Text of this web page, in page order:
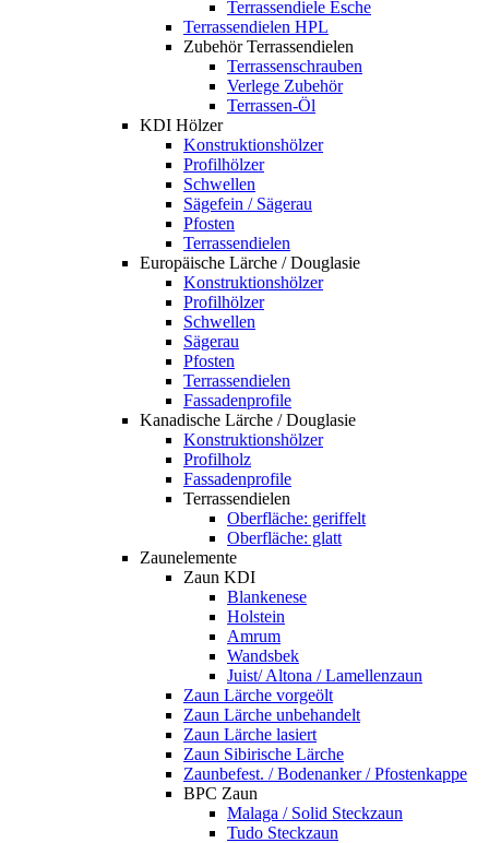
Terrassendiele Esche
Terrassendielen HPL
Zubehör Terrassendielen
Terrassenschrauben
Verlege Zubehör
Terrassen-Öl
KDI Hölzer
Konstruktionshölzer
Profilhölzer
Schwellen
Sägefein / Sägerau
Pfosten
Terrassendielen
Europäische Lärche / Douglasie
Konstruktionshölzer
Profilhölzer
Schwellen
Sägerau
Pfosten
Terrassendielen
Fassadenprofile
Kanadische Lärche / Douglasie
Konstruktionshölzer
Profilholz
Fassadenprofile
Terrassendielen
Oberfläche: geriffelt
Oberfläche: glatt
Zaunelemente
Zaun KDI
Blankenese
Holstein
Amrum
Wandsbek
Juist/ Altona / Lamellenzaun
Zaun Lärche vorgeölt
Zaun Lärche unbehandelt
Zaun Lärche lasiert
Zaun Sibirische Lärche
Zaunbefest. / Bodenanker / Pfostenkappe
BPC Zaun
Malaga / Solid Steckzaun
Tudo Steckzaun